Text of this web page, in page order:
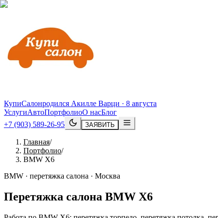
КупиСалонродился Акилле Варци · 8 августа
УслугиАвтоПортфолиоО насБлог
+7 (903) 589-26-95
ЗАЯВИТЬ
Главная/
Портфолио/
BMW X6
BMW · перетяжка салона · Москва
Перетяжка салона BMW X6